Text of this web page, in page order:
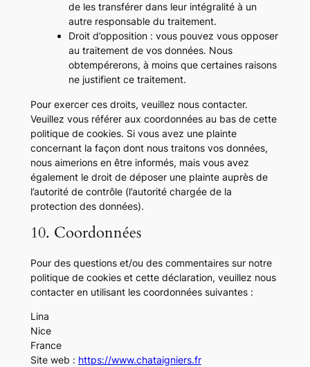
de les transférer dans leur intégralité à un
autre responsable du traitement.
Droit d’opposition : vous pouvez vous opposer
au traitement de vos données. Nous
obtempérerons, à moins que certaines raisons
ne justifient ce traitement.
Pour exercer ces droits, veuillez nous contacter.
Veuillez vous référer aux coordonnées au bas de cette
politique de cookies. Si vous avez une plainte
concernant la façon dont nous traitons vos données,
nous aimerions en être informés, mais vous avez
également le droit de déposer une plainte auprès de
l’autorité de contrôle (l’autorité chargée de la
protection des données).
10. Coordonnées
Pour des questions et/ou des commentaires sur notre
politique de cookies et cette déclaration, veuillez nous
contacter en utilisant les coordonnées suivantes :
Lina
Nice
France
Site web : https://www.chataigniers.fr